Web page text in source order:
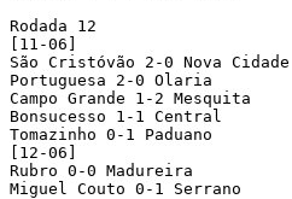
Rodada 12
[11-06]
São Cristóvão 2-0 Nova Cidade
Portuguesa 2-0 Olaria
Campo Grande 1-2 Mesquita
Bonsucesso 1-1 Central
Tomazinho 0-1 Paduano
[12-06]
Rubro 0-0 Madureira
Miguel Couto 0-1 Serrano